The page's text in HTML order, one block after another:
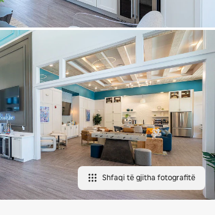
Shfaqi të gjitha fotografitë